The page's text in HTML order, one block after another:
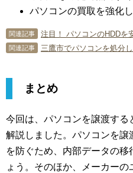
パソコンの買取を強化
関連記事 注目！ パソコンのHDDを
関連記事
まとめ
今回は、パソコンを譲渡する
解説しました。パソコンを譲
を防ぐため、内部データの
ょう。そのほか、メーカー